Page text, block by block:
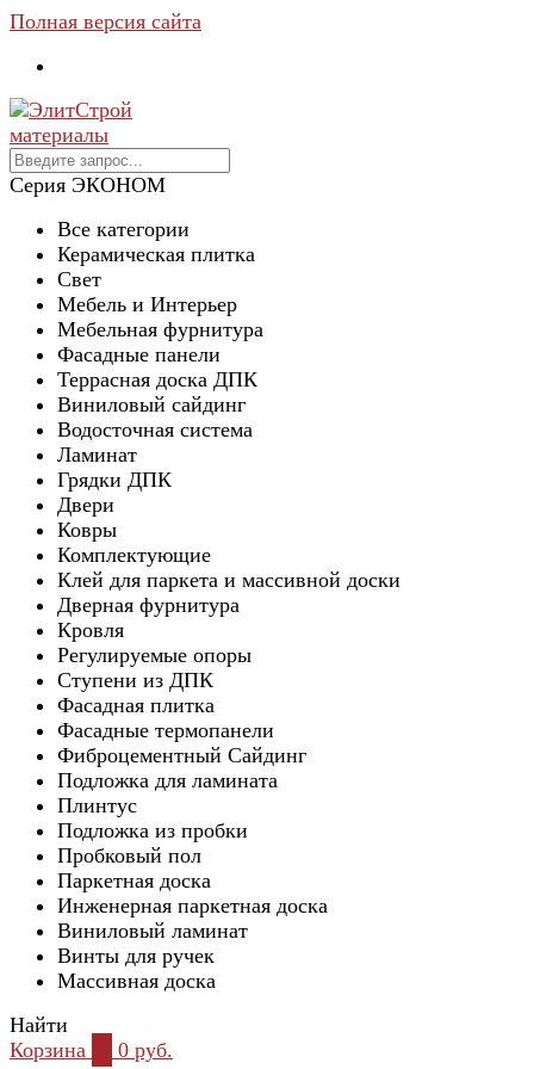
Полная версия сайта
Серия ЭКОНОМ
Все категории
Керамическая плитка
Свет
Мебель и Интерьер
Мебельная фурнитура
Фасадные панели
Террасная доска ДПК
Виниловый сайдинг
Водосточная система
Ламинат
Грядки ДПК
Двери
Ковры
Комплектующие
Клей для паркета и массивной доски
Дверная фурнитура
Кровля
Регулируемые опоры
Ступени из ДПК
Фасадная плитка
Фасадные термопанели
Фиброцементный Сайдинг
Подложка для ламината
Плинтус
Подложка из пробки
Пробковый пол
Паркетная доска
Инженерная паркетная доска
Виниловый ламинат
Винты для ручек
Массивная доска
Найти
Корзина
0 руб.